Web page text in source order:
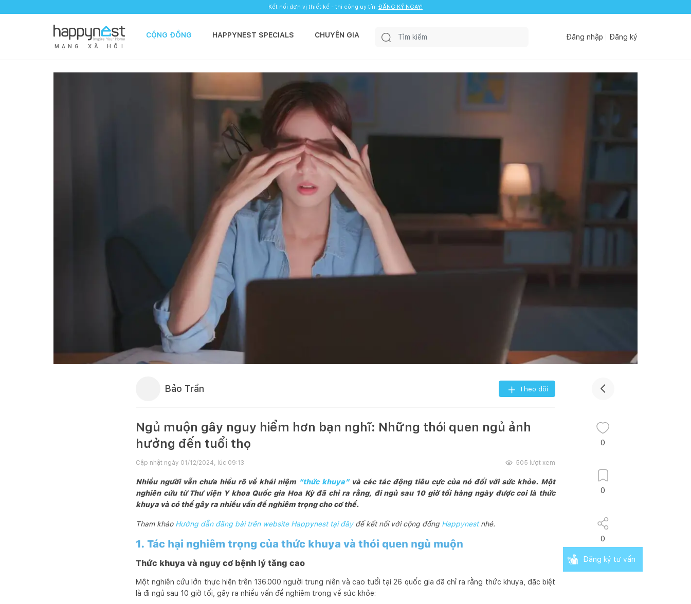
Kết nối đơn vị thiết kế - thi công uy tín. ĐĂNG KÝ NGAY!
M Ạ N G X Ã H Ộ I
CỘNG ĐỒNG HAPPYNEST SPECIALS CHUYÊN GIA Đăng nhập Đăng ký
Bảo Trần Theo dõi
Ngủ muộn gây nguy hiểm hơn bạn nghĩ: Những thói quen ngủ ảnh
hưởng đến tuổi thọ
Cập nhật ngày 01/12/2024, lúc 09:13 505 lượt xem
Nhiều người vẫn chưa hiểu rõ về khái niệm “thức khuya”và các tác động tiêu cực của nó đối với sức khỏe. Một
nghiên cứu từ Thư viện Y khoa Quốc gia Hoa Kỳ đã chỉ ra rằng, đi ngủ sau 10 giờ tối hàng ngày được coi là thức
khuya và có thể gây ra nhiều vấn đề nghiêm trọng cho cơ thể.
Tham khảo Hướng dẫn đăng bài trên website Happynest tại đâyđể kết nối với cộng đồng Happynest nhé.
1. Tác hại nghiêm trọng của thức khuya và thói quen ngủ muộn
Thức khuya và nguy cơ bệnh lý tăng cao
Một nghiên cứu lớn thực hiện trên 136.000 người trung niên và cao tuổi tại 26 quốc gia đã chỉ ra rằng thức khuya, đặc biệt
là đi ngủ sau 10 giờ tối, gây ra nhiều vấn đề nghiêm trọng về sức khỏe:
0
0
0
Đăng ký tư vấn